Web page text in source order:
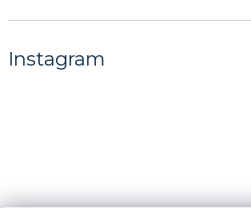
Instagram